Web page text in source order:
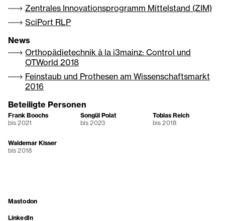
Zentrales Innovationsprogramm Mittelstand (ZIM)
SciPort RLP
News
Orthopädietechnik à la i3mainz: Control und
OTWorld 2018
Feinstaub und Prothesen am Wissenschaftsmarkt
2016
Beteiligte Personen
Frank Boochs
bis 2021
Songül Polat
bis 2023
Tobias Reich
bis 2018
Waldemar Kisser
bis 2018
Mastodon
LinkedIn